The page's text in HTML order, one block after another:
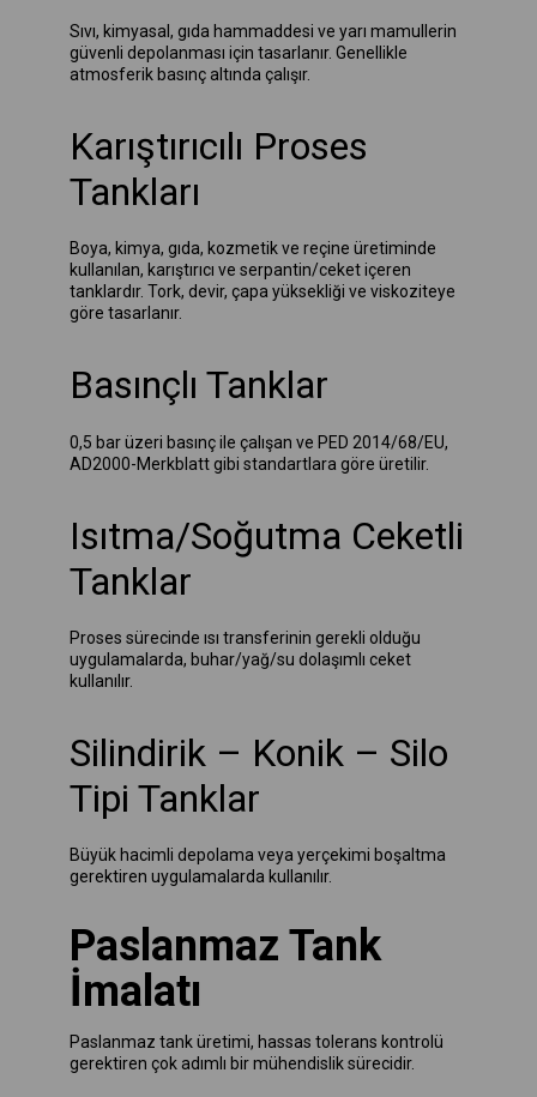
Sıvı, kimyasal, gıda hammaddesi ve yarı mamullerin
güvenli depolanması için tasarlanır. Genellikle
atmosferik basınç altında çalışır.
Karıştırıcılı Proses
Tankları
Boya, kimya, gıda, kozmetik ve reçine üretiminde
kullanılan, karıştırıcı ve serpantin/ceket içeren
tanklardır. Tork, devir, çapa yüksekliği ve viskoziteye
göre tasarlanır.
Basınçlı Tanklar
0,5 bar üzeri basınç ile çalışan ve PED 2014/68/EU,
AD2000-Merkblatt gibi standartlara göre üretilir.
Isıtma/Soğutma Ceketli
Tanklar
Proses sürecinde ısı transferinin gerekli olduğu
uygulamalarda, buhar/yağ/su dolaşımlı ceket
kullanılır.
Silindirik – Konik – Silo
Tipi Tanklar
Büyük hacimli depolama veya yerçekimi boşaltma
gerektiren uygulamalarda kullanılır.
Paslanmaz Tank
İmalatı
Paslanmaz tank üretimi, hassas tolerans kontrolü
gerektiren çok adımlı bir mühendislik sürecidir.